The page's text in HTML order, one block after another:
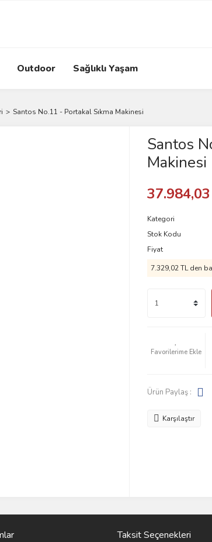
Outdoor Sağlıklı Yaşam
Santos No.11 - Portakal Sıkma Makinesi
Santos
Makinesi
Kategori
Stok Kodu
Fiyat
7.329,02 TL den
Ürün Paylaş :
Karşılaştır
Taksit Seçenekleri